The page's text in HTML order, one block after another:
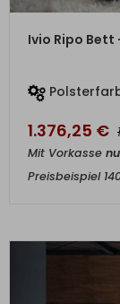
Ivio Ripo Bett
1.376,25 €
Mit Vorkasse
Preisbeispiel